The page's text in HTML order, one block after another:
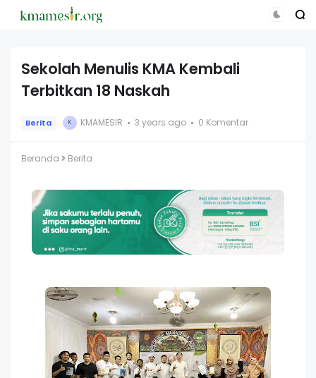
Sekolah Menulis KMA Kembali
Terbitkan 18 Naskah
Berita K KMAMESIR 3 years ago 0 Komentar
Beranda Berita